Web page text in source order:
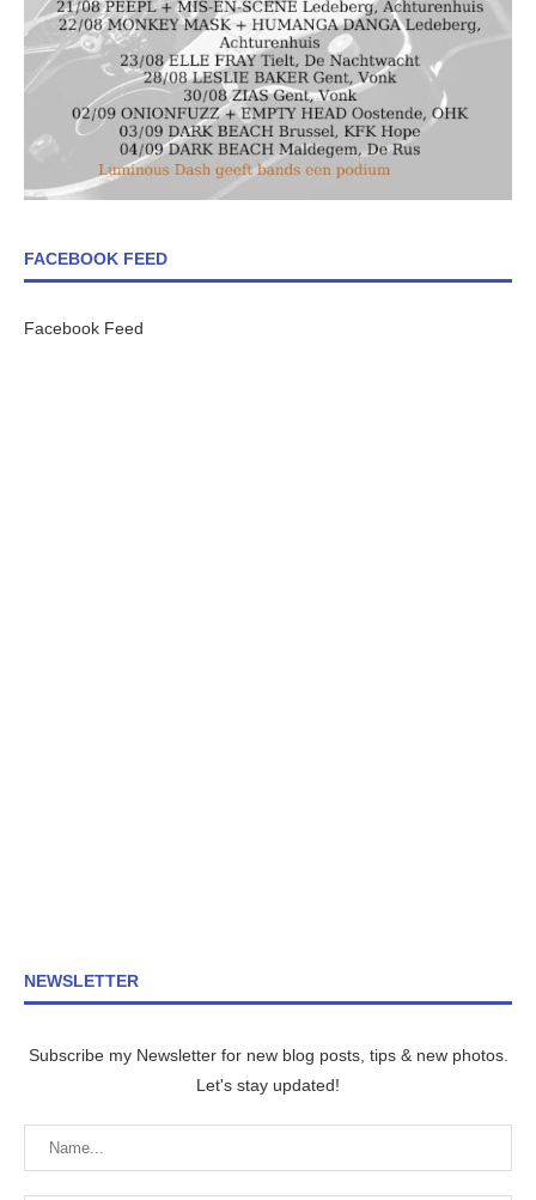
FACEBOOK FEED
Facebook Feed
NEWSLETTER
Subscribe my Newsletter for new blog posts, tips & new photos.
Let's stay updated!